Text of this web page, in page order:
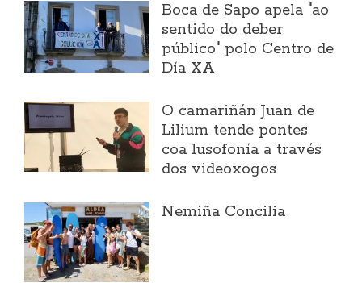
Boca de Sapo apela "ao
sentido do deber
público" polo Centro de
Día XA
O camariñán Juan de
Lilium tende pontes
coa lusofonía a través
dos videoxogos
Nemiña Concilia